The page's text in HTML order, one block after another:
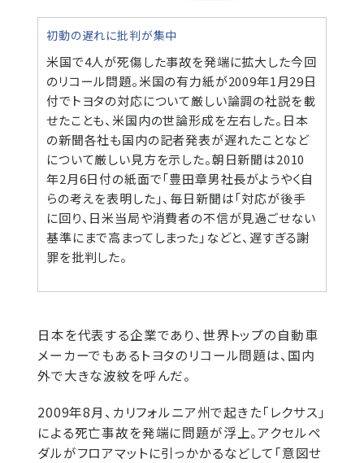
初動の遅れに批判が集中
米国で4人が死傷した事故を発端に拡大した今回
のリコール問題。米国の有力紙が2009年1月29日
付でトヨタの対応について厳しい論調の社説を載
せたことも、米国内の世論形成を左右した。日本
の新聞各社も国内の記者発表が遅れたことなど
について厳しい見方を示した。朝日新聞は2010
年2月6日付の紙面で「豊田章男社長がようやく自
らの考えを表明した」、毎日新聞は「対応が後手
に回り、日米当局や消費者の不信が見過ごせない
基準にまで高まってしまった」などと、遅すぎる謝
罪を批判した。
日本を代表する企業であり、世界トップの自動車
メーカーでもあるトヨタのリコール問題は、国内
外で大きな波紋を呼んだ。
2009年8月、カリフォルニア州で起きた「レクサス」
による死亡事故を発端に問題が浮上。アクセルペ
ダルがフロアマットに引っかかるなどして「意図せ